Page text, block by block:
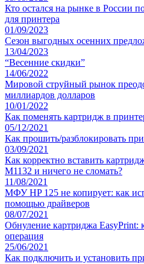
Кто остался на рынке в России
для принтера
01/09/2023
Сезон выгодных осенних
13/04/2023
“Весенние скидки”
14/06/2022
Мировой струйный рынок
миллиардов долларов
10/01/2022
Как поменять картридж в
05/12/2021
Как прошить/разблокировать
03/09/2021
Как корректно вставить
M1132 и ничего не сломать?
11/08/2021
МФУ HP 125 не копирует: как
помощью драйверов
08/07/2021
Обнуление картриджа EasyPrint:
операция
25/06/2021
Как подключить и установить